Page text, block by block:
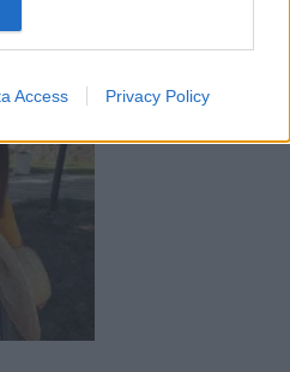
Access Privacy Policy
για τη θεραπεία
του νευρικού πόνου
ποδιών μπορεί